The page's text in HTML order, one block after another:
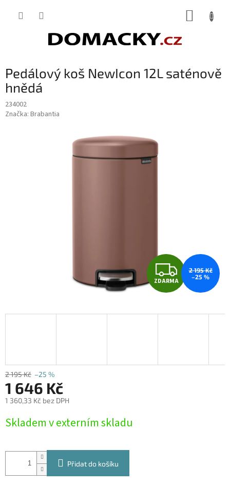
Pedálový koš NewIcon 12L saténově
hnědá
234002
Značka: Brabantia
Z
D
A
ZDARMA
2 195 Kč
–25 %
2 195 Kč –25 %
1 646 Kč
1 360,33 Kč bez DPH
cena:
Skladem v externím skladu
Přidat do košíku